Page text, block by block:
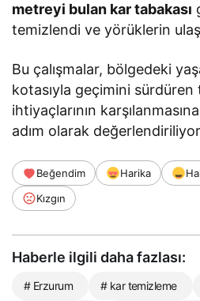
metreyi bulan kar tabakası
temizlendi ve yörüklerin
Bu çalışmalar, bölgedeki
kotasıyla geçimini sürdüren
ihtiyaçlarının
adım olarak
Beğendim Harika
Kızgın
Haberle ilgili daha fazlası:
# Erzurum # kar temizleme